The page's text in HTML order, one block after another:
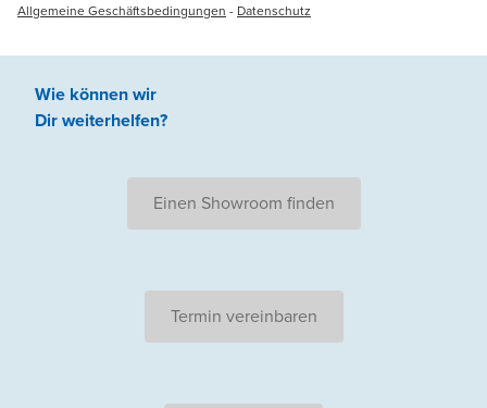
Allgemeine Geschäftsbedingungen - Datenschutz
Wie können wir
Dir weiterhelfen?
Einen Showroom finden
Termin vereinbaren